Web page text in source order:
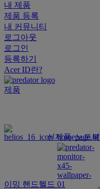
내 제품
제품 등록
내 커뮤니티
로그아웃
로그인
등록하기
Acer ID란?
제품
신제품 노트북
이밍 핸드헬드